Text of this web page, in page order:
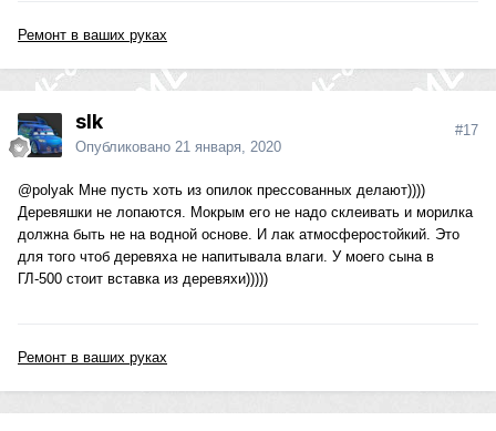
Ремонт в ваших руках
slk
Опубликовано 21 января, 2020
#17
@polyak Мне пусть хоть из опилок прессованных делают))))
Деревяшки не лопаются. Мокрым его не надо склеивать и морилка
должна быть не на водной основе. И лак атмосферостойкий. Это
для того чтоб деревяха не напитывала влаги. У моего сына в
ГЛ-500 стоит вставка из деревяхи)))))
Ремонт в ваших руках